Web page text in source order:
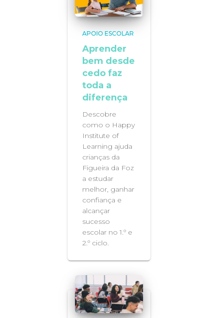
APOIO ESCOLAR
Aprender
bem desde
cedo faz
toda a
diferença
Descobre
como o Happy
Institute of
Learning ajuda
crianças da
Figueira da Foz
a estudar
melhor, ganhar
confiança e
alcançar
sucesso
escolar no 1.º e
2.º ciclo.